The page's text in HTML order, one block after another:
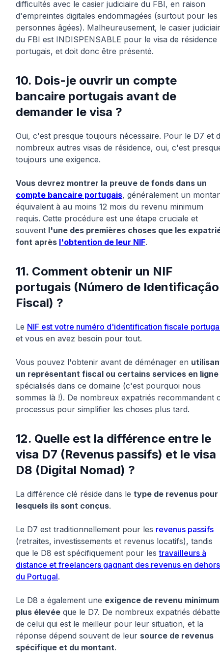
difficultés avec le casier judiciaire du FBI, en raison
d'empreintes digitales endommagées (surtout pour les
personnes âgées). Malheureusement, le casier
du FBI est INDISPENSABLE pour le visa de résidence
portugais, et doit donc être présenté.
10. Dois-je ouvrir un compte
bancaire portugais avant de
demander le visa ?
Oui, c'est presque toujours nécessaire. Pour le D7 et
nombreux autres visas de résidence, oui, c'est
toujours une exigence.
Vous devrez montrer la preuve de fonds dans un
compte bancaire portugais, généralement un
équivalent à au moins 12 mois du revenu minimum
requis. Cette procédure est une étape cruciale et
souvent l'une des premières choses que les
font après l'obtention de leur NIF.
11. Comment obtenir un NIF
portugais (Número de Identificação
Fiscal) ?
Le NIF est votre numéro d'identification fiscale
et vous en avez besoin pour tout.
Vous pouvez l'obtenir avant de déménager en
un représentant fiscal ou certains services en ligne
spécialisés dans ce domaine (c'est pourquoi nous
sommes là !). De nombreux expatriés recommandent
processus pour simplifier les choses plus tard.
12. Quelle est la différence entre le
visa D7 (Revenus passifs) et le visa
D8 (Digital Nomad) ?
La différence clé réside dans le type de revenus pour
lesquels ils sont conçus.
Le D7 est traditionnellement pour les revenus passifs
(retraites, investissements et revenus locatifs), tandis
que le D8 est spécifiquement pour lestravailleurs à
distance et freelancers gagnant des revenus en dehors
du Portugal.
Le D8 a également une exigence de revenu minimum
plus élevée que le D7. De nombreux expatriés
de celui qui est le meilleur pour leur situation, et la
réponse dépend souvent de leur source de revenus
spécifique et du montant.